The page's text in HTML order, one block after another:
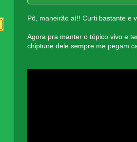
Pô, maneirão aí!! Curti bastante e
Agora pra manter o tópico vivo e
chiptune dele sempre me pegam